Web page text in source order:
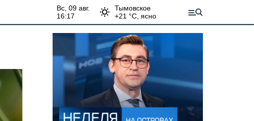
вс, 09 авг.
16:17
Тымовское
+21 °С, ясно